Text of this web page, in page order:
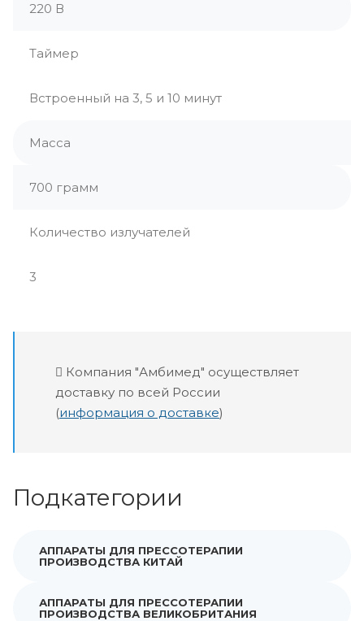
220 В
Таймер
Встроенный на 3, 5 и 10 минут
Масса
700 грамм
Количество излучателей
3
Компания "Амбимед" осуществляет
доставку по всей России
(информация о доставке)
Подкатегории
АППАРАТЫ ДЛЯ ПРЕССОТЕРАПИИ
ПРОИЗВОДСТВА КИТАЙ
АППАРАТЫ ДЛЯ ПРЕССОТЕРАПИИ
ПРОИЗВОДСТВА ВЕЛИКОБРИТАНИЯ